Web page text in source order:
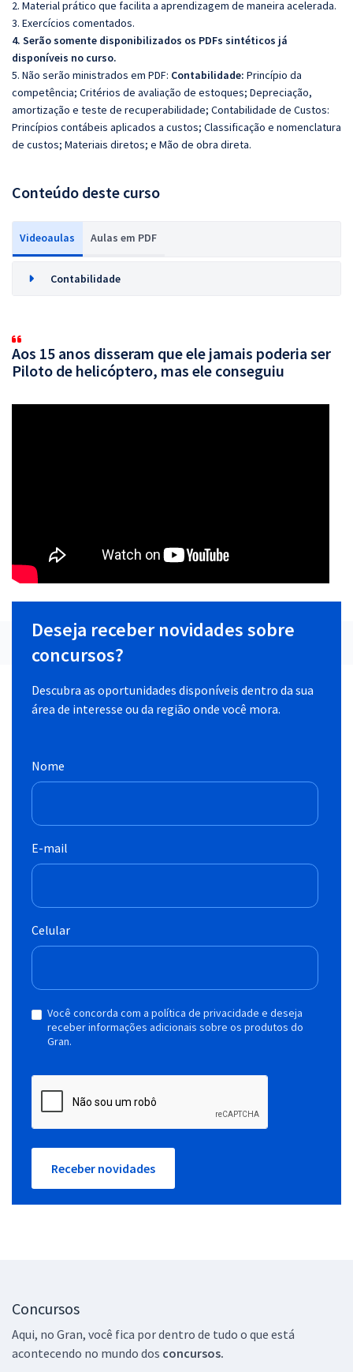
2. Material prático que facilita a aprendizagem de maneira acelerada.
3. Exercícios comentados.
4. Serão somente disponibilizados os PDFs sintéticos já
disponíveis no curso.
5. Não serão ministrados em PDF: Contabilidade: Princípio da
competência; Critérios de avaliação de estoques; Depreciação,
amortização e teste de recuperabilidade; Contabilidade de Custos:
Princípios contábeis aplicados a custos; Classificação e nomenclatura
de custos; Materiais diretos; e Mão de obra direta.
Conteúdo deste curso
Videoaulas Aulas em PDF
Contabilidade
Aos 15 anos disseram que ele jamais poderia ser
Piloto de helicóptero, mas ele conseguiu
Deseja receber novidades sobre
concursos?
Descubra as oportunidades disponíveis dentro da sua
área de interesse ou da região onde você mora.
Nome
E-mail
Celular
Você concorda com a política de privacidade e deseja
receber informações adicionais sobre os produtos do
Gran.
Receber novidades
Concursos
Aqui, no Gran, você fica por dentro de tudo o que está
acontecendo no mundo dos concursos.